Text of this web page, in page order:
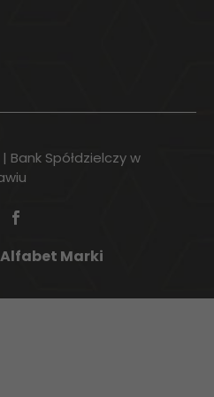
| Bank Spółdzielczy w
Alfabet Marki